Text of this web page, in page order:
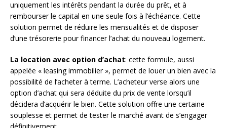
uniquement les intérêts pendant la durée du prêt, et à
rembourser le capital en une seule fois à l’échéance. Cette
solution permet de réduire les mensualités et de disposer
d’une trésorerie pour financer l’achat du nouveau logement.
La location avec option d’achat: cette formule, aussi
appelée « leasing immobilier », permet de louer un bien avec la
possibilité de l’acheter à terme. L’acheteur verse alors une
option d’achat qui sera déduite du prix de vente lorsqu’il
décidera d’acquérir le bien. Cette solution offre une certaine
souplesse et permet de tester le marché avant de s’engager